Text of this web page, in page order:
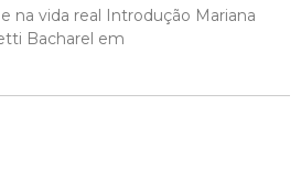
na vida real Introdução Mariana
Bacharel em